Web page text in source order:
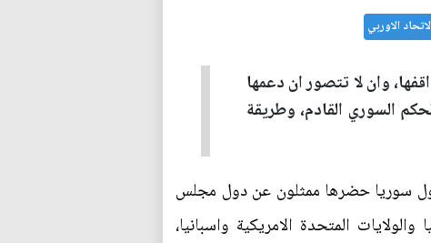
الاوربي
وان لا تتصور ان دعمها
السوري القادم، وطريقة
وزارية استثنائية حول سوريا حضرها ممثلون عن دول مجلس
المتحدة الامريكية واسبانيا،